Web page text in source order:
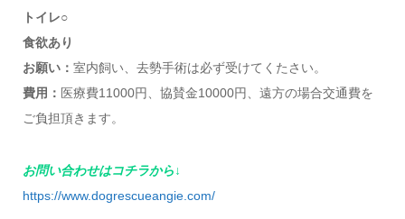
トイレ○
食欲あり
お願い： 室内飼い、去勢手術は必ず受けてくたさい。
費用： 医療費11000円、協賛金10000円、遠方の場合交通費を
ご負担頂きます。
お問い合わせはコチラから↓
https://www.dogrescueangie.com/